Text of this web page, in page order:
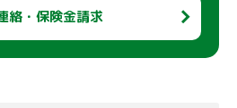
絡・保険金請求